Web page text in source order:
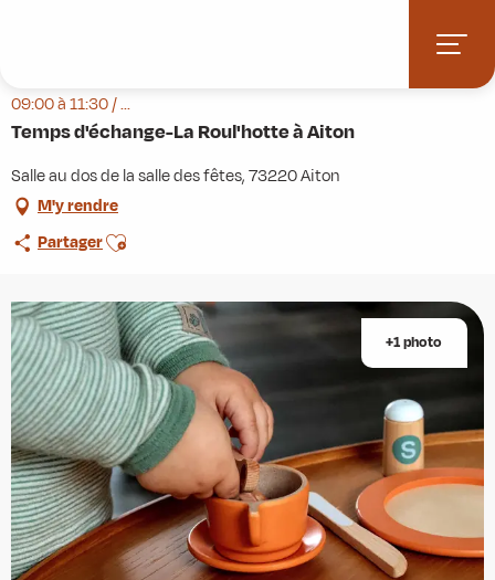
principal
09:00 à 11:30 / ...
Temps d'échange-La Roul'hotte à Aiton
Salle au dos de la salle des fêtes, 73220 Aiton
M'y rendre
PartagerAjouter aux favoris
+1 photo